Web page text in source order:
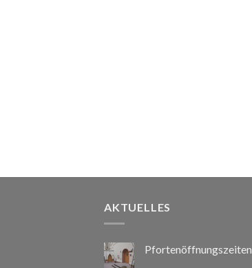
AKTUELLES
Pfortenöffnungszeiten